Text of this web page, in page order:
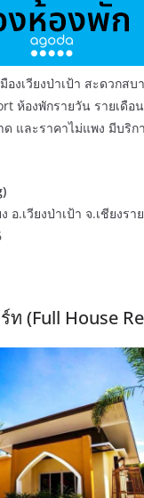
งเวียงป่าเป้า สะดวกสบ
ห้องพักรายวัน รายเดือ
ด และราคาไม่แพง มีบริก
อ.เวียงป่าเป้า จ.เชียงราย
ท (Full House